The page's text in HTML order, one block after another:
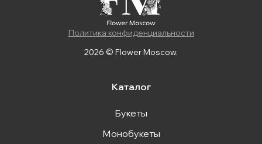
Политика конфиденциальности
2026 © Flower Moscow.
Каталог
Букеты
Монобукеты